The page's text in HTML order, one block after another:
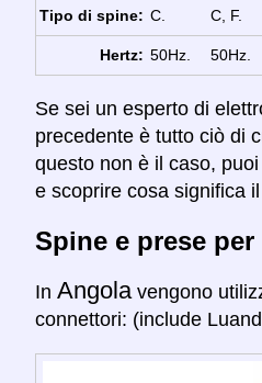
Tipo di spine: C. C, F.
Hertz: 50Hz. 50Hz.
Se sei un esperto di
precedente è tutto ciò di
questo non è il caso,
e scoprire cosa significa
Spine e prese
In Angola vengono
connettori: (include